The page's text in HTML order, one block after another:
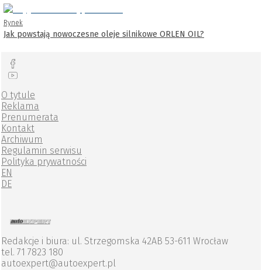
Rynek
Jak powstają nowoczesne oleje silnikowe ORLEN OIL?
O tytule
Reklama
Prenumerata
Kontakt
Archiwum
Regulamin serwisu
Polityka prywatności
EN
DE
Redakcje i biura: ul. Strzegomska 42AB 53-611 Wrocław
tel. 71 7823 180
autoexpert@autoexpert.pl